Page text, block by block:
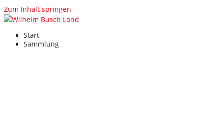
Zum Inhalt springen
Start
Sammlung